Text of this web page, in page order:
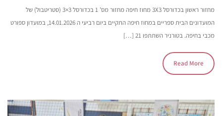
מחזור ראשון בכדורסל 3X3 מחוז חיפה מחזור מס’ 1 בכדורסל 3×3 (סטריטבול) של
המועדונים הבית ספריים במחוז חיפה התקיים ביום רביעי ה 14.01.2026, במועדון ספורט
מכבי בחיפה. בטורניר השתתפו 21 […]
Read More